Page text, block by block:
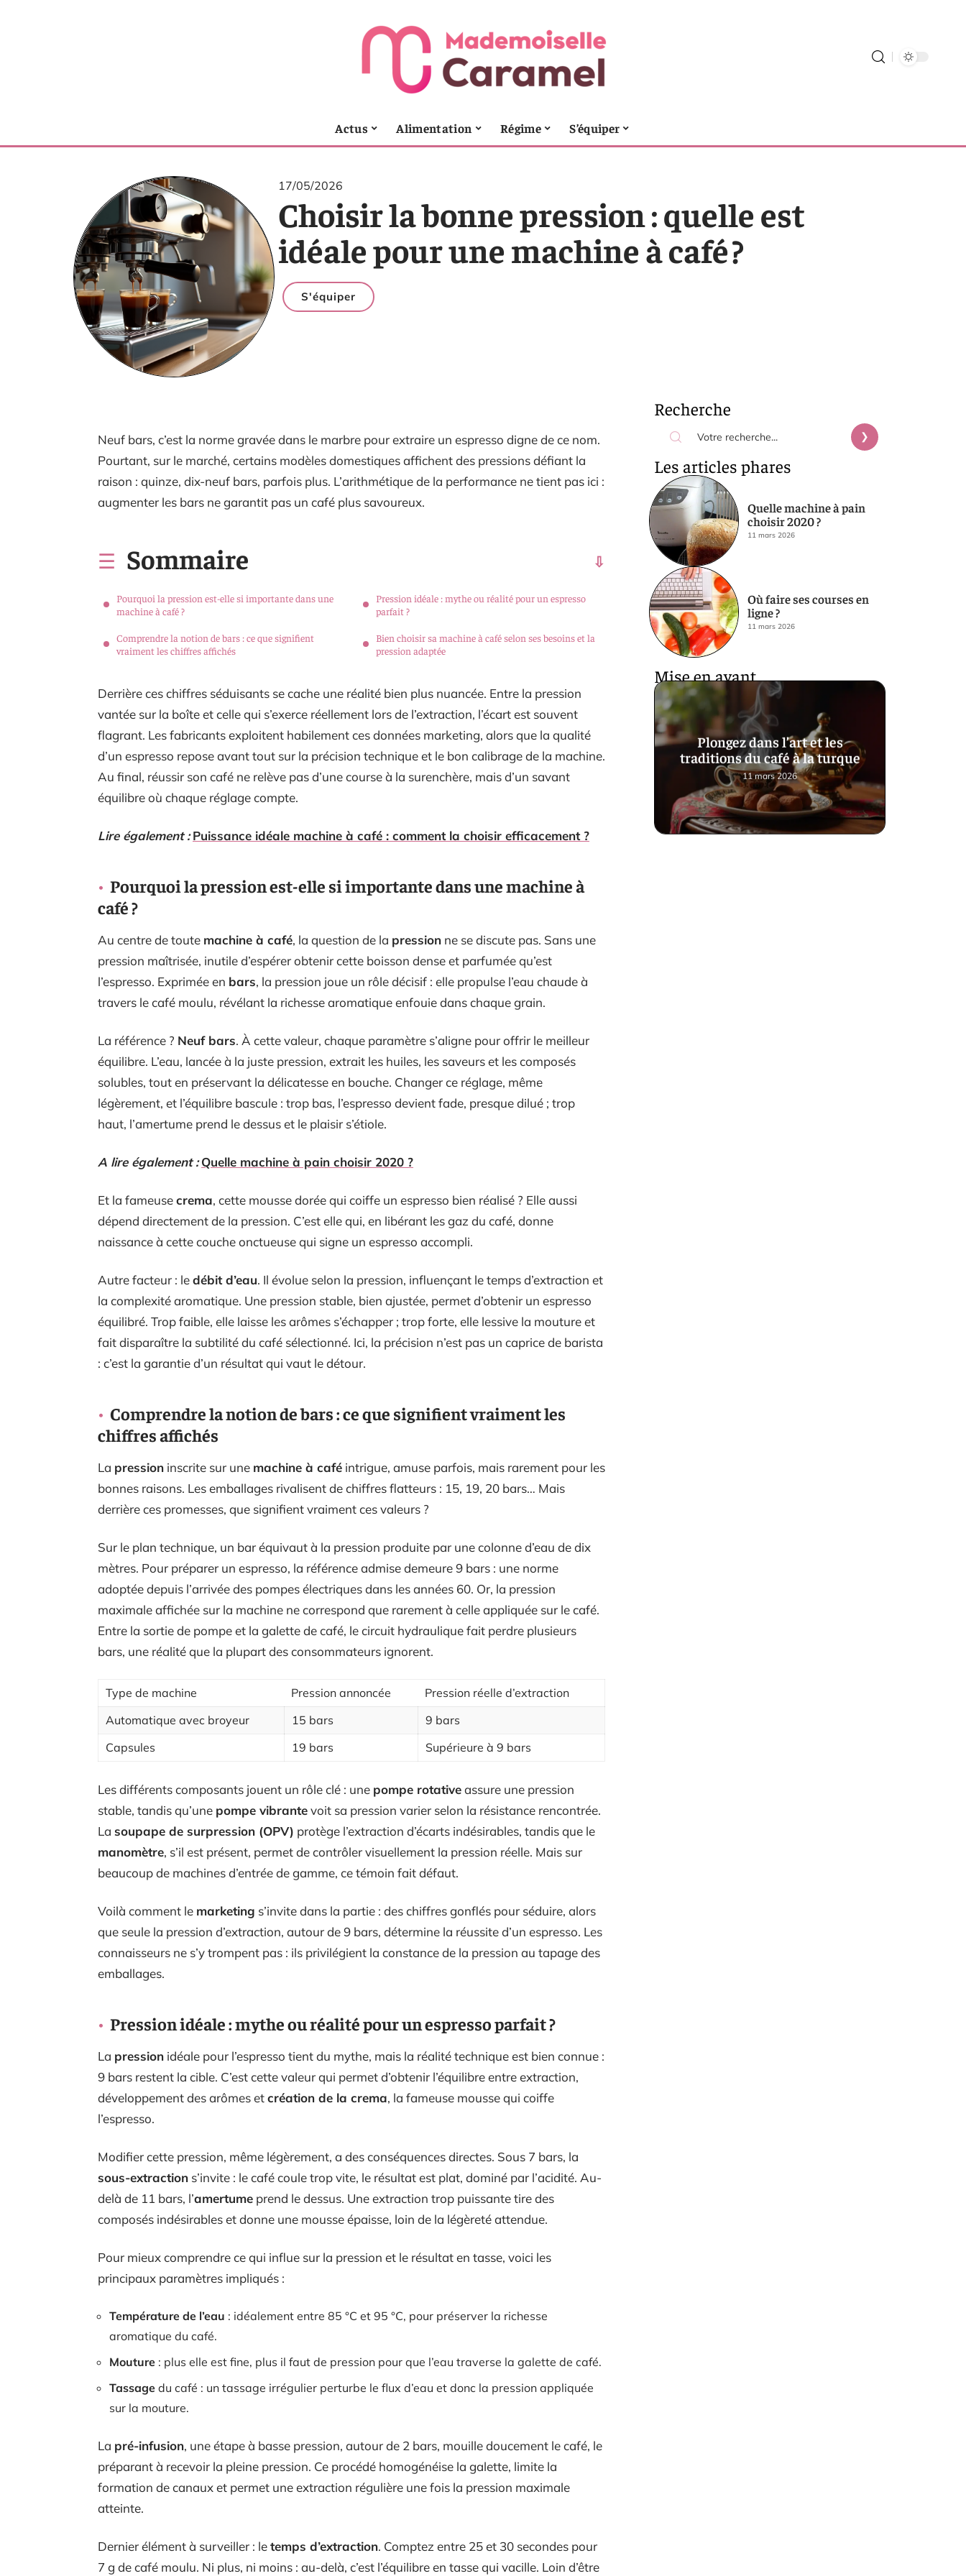
Actus Alimentation Régime S’équiper
17/05/2026
Choisir la bonne pression : quelle est
idéale pour une machine à café ?
S'équiper
Neuf bars, c’est la norme gravée dans le marbre pour extraire un espresso digne de ce nom.
Pourtant, sur le marché, certains modèles domestiques affichent des pressions défiant la
raison : quinze, dix-neuf bars, parfois plus. L’arithmétique de la performance ne tient pas ici :
augmenter les bars ne garantit pas un café plus savoureux.
Sommaire
Pourquoi la pression est-elle si importante dans une
machine à café ?
Comprendre la notion de bars : ce que signifient
vraiment les chiffres affichés
Pression idéale : mythe ou réalité pour un espresso
parfait ?
Bien choisir sa machine à café selon ses besoins et la
pression adaptée
Derrière ces chiffres séduisants se cache une réalité bien plus nuancée. Entre la pression
vantée sur la boîte et celle qui s’exerce réellement lors de l’extraction, l’écart est souvent
flagrant. Les fabricants exploitent habilement ces données marketing, alors que la qualité
d’un espresso repose avant tout sur la précision technique et le bon calibrage de la machine.
Au final, réussir son café ne relève pas d’une course à la surenchère, mais d’un savant
équilibre où chaque réglage compte.
Lire également : Puissance idéale machine à café : comment la choisir efficacement ?
Pourquoi la pression est-elle si importante dans une machine à
café ?
Au centre de toute machine à café, la question de la pression ne se discute pas. Sans une
pression maîtrisée, inutile d’espérer obtenir cette boisson dense et parfumée qu’est
l’espresso. Exprimée en bars, la pression joue un rôle décisif : elle propulse l’eau chaude à
travers le café moulu, révélant la richesse aromatique enfouie dans chaque grain.
La référence ? Neuf bars. À cette valeur, chaque paramètre s’aligne pour offrir le meilleur
équilibre. L’eau, lancée à la juste pression, extrait les huiles, les saveurs et les composés
solubles, tout en préservant la délicatesse en bouche. Changer ce réglage, même
légèrement, et l’équilibre bascule : trop bas, l’espresso devient fade, presque dilué ; trop
haut, l’amertume prend le dessus et le plaisir s’étiole.
A lire également : Quelle machine à pain choisir 2020 ?
Et la fameusecrema, cette mousse dorée qui coiffe un espresso bien réalisé ? Elle aussi
dépend directement de la pression. C’est elle qui, en libérant les gaz du café, donne
naissance à cette couche onctueuse qui signe un espresso accompli.
Autre facteur : ledébit d’eau. Il évolue selon la pression, influençant le temps d’extraction et
la complexité aromatique. Une pression stable, bien ajustée, permet d’obtenir un espresso
équilibré. Trop faible, elle laisse les arômes s’échapper ; trop forte, elle lessive la mouture et
fait disparaître la subtilité du café sélectionné. Ici, la précision n’est pas un caprice de barista
: c’est la garantie d’un résultat qui vaut le détour.
Comprendre la notion de bars : ce que signifient vraiment les
chiffres affichés
La pression inscrite sur une machine à café intrigue, amuse parfois, mais rarement pour les
bonnes raisons. Les emballages rivalisent de chiffres flatteurs : 15, 19, 20 bars… Mais
derrière ces promesses, que signifient vraiment ces valeurs ?
Sur le plan technique, un bar équivaut à la pression produite par une colonne d’eau de dix
mètres. Pour préparer un espresso, la référence admise demeure 9 bars : une norme
adoptée depuis l’arrivée des pompes électriques dans les années 60. Or, la pression
maximale affichée sur la machine ne correspond que rarement à celle appliquée sur le café.
Entre la sortie de pompe et la galette de café, le circuit hydraulique fait perdre plusieurs
bars, une réalité que la plupart des consommateurs ignorent.
Type de machine Pression annoncée
Pression réelle d’extraction
Automatique avec broyeur
15 bars
9 bars
Capsules
19 bars Supérieure à 9 bars
Les différents composants jouent un rôle clé : une pompe rotativeassure une pression
stable, tandis qu’une pompe vibrantevoit sa pression varier selon la résistance rencontrée.
La soupape de surpression (OPV) protège l’extraction d’écarts indésirables, tandis que le
manomètre, s’il est présent, permet de contrôler visuellement la pression réelle. Mais sur
beaucoup de machines d’entrée de gamme, ce témoin fait défaut.
Voilà comment le marketing s’invite dans la partie : des chiffres gonflés pour séduire, alors
que seule la pression d’extraction, autour de 9 bars, détermine la réussite d’un espresso. Les
connaisseurs ne s’y trompent pas : ils privilégient la constance de la pression au tapage des
emballages.
Pression idéale : mythe ou réalité pour un espresso parfait ?
La pression idéale pour l’espresso tient du mythe, mais la réalité technique est bien connue :
9 bars restent la cible. C’est cette valeur qui permet d’obtenir l’équilibre entre extraction,
développement des arômes etcréation de la crema, la fameuse mousse qui coiffe
l’espresso.
Modifier cette pression, même légèrement, a des conséquences directes. Sous 7 bars, la
sous-extraction s’invite : le café coule trop vite, le résultat est plat, dominé par l’acidité. Au-
delà de 11 bars, l’amertume prend le dessus. Une extraction trop puissante tire des
composés indésirables et donne une mousse épaisse, loin de la légèreté attendue.
Pour mieux comprendre ce qui influe sur la pression et le résultat en tasse, voici les
principaux paramètres impliqués :
Température de l’eau : idéalement entre 85 °C et 95 °C, pour préserver la richesse
aromatique du café.
Mouture : plus elle est fine, plus il faut de pression pour que l’eau traverse la galette de café.
Tassage du café : un tassage irrégulier perturbe le flux d’eau et donc la pression appliquée
sur la mouture.
La pré-infusion, une étape à basse pression, autour de 2 bars, mouille doucement le café, le
préparant à recevoir la pleine pression. Ce procédé homogénéise la galette, limite la
formation de canaux et permet une extraction régulière une fois la pression maximale
atteinte.
Dernier élément à surveiller : letemps d’extraction. Comptez entre 25 et 30 secondes pour
7 g de café moulu. Ni plus, ni moins : au-delà, c’est l’équilibre en tasse qui vacille. Loin d’être
Recherche
Les articles phares
Quelle machine à pain
choisir 2020 ?
11 mars 2026
Où faire ses courses en
ligne ?
11 mars 2026
Mise en avant
Plongez dans l’art et les
traditions du café à la turque
11 mars 2026